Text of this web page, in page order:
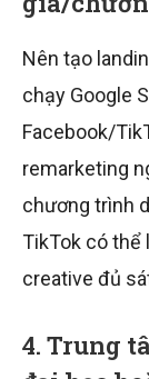
Nên tạo
chạy Google
Facebook/
remarketing
chương trình
TikTok có thể
creative đủ
4. Trung